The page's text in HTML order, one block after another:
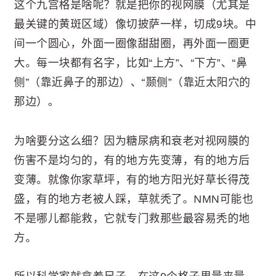
这个九宫格是啥呢？就是把你的视网膜（尤其是
最关键的黄斑区域）像切披萨一样，切成9块。中
间一个圆心，外面一圈像甜甜圈，再外面一圈更
大。每一块都有名字，比如“上方”、“下方”、“鼻
侧”（靠近鼻子的那边）、“颞侧”（靠近太阳穴的
那边）。
为啥要分这么细？因为糖尿病和衰老对视网膜的
伤害不是均匀的，有的地方先变薄，有的地方后
变薄。就像你家草坪，有的地方阳光好草长得茂
盛，有的地方老被人踩，草就秃了。NMN可能也
不是哪儿都能救，它就专门救那些最容易秃的地
方。